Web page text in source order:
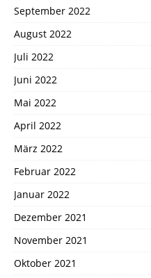
September 2022
August 2022
Juli 2022
Juni 2022
Mai 2022
April 2022
März 2022
Februar 2022
Januar 2022
Dezember 2021
November 2021
Oktober 2021